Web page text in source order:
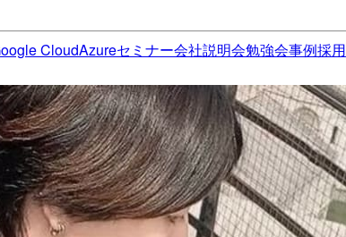
CloudAzureセミナー会社説明会勉強会事例採用